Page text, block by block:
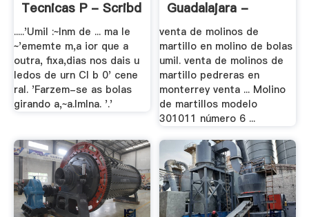
Tecnicas P - Scribd
.....'Umil :~Inm de ... ma le
~'ememte m,a ior que a
outra, fixa,dias nos dais u
ledos de urn CI b 0' cene
ral. 'Farzem-se as bolas
girando a,~a.lmlna. '.'
Guadalajara -
Odumc
venta de molinos de
martillo en molino de bolas
umil. venta de molinos de
martillo pedreras en
monterrey venta ... Molino
de martillos modelo
301011 número 6 ...